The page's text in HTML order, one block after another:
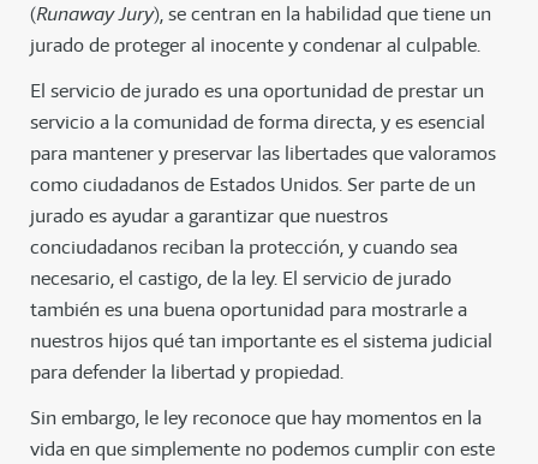
(Runaway Jury), se centran en la habilidad que tiene un
jurado de proteger al inocente y condenar al culpable.
El servicio de jurado es una oportunidad de prestar un
servicio a la comunidad de forma directa, y es esencial
para mantener y preservar las libertades que valoramos
como ciudadanos de Estados Unidos. Ser parte de un
jurado es ayudar a garantizar que nuestros
conciudadanos reciban la protección, y cuando sea
necesario, el castigo, de la ley. El servicio de jurado
también es una buena oportunidad para mostrarle a
nuestros hijos qué tan importante es el sistema judicial
para defender la libertad y propiedad.
Sin embargo, le ley reconoce que hay momentos en la
vida en que simplemente no podemos cumplir con este